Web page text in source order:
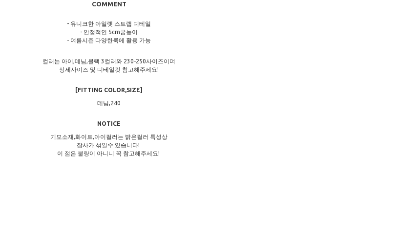
COMMENT
- 유니크한 아일렛 스트랩 디테일
- 안정적인 5cm굽높이
- 여름시즌 다양한룩에 활용 가능
컬러는 아이,데님,블랙 3컬러와 230-250사이즈이며
상세사이즈 및 디테일컷 참고해주세요!
[FITTING COLOR,SIZE]
데님,240
NOTICE
기모소재,화이트,아이컬러는 밝은컬러 특성상
잡사가 섞일수 있습니다!
이 점은 불량이 아니니 꼭 참고해주세요!